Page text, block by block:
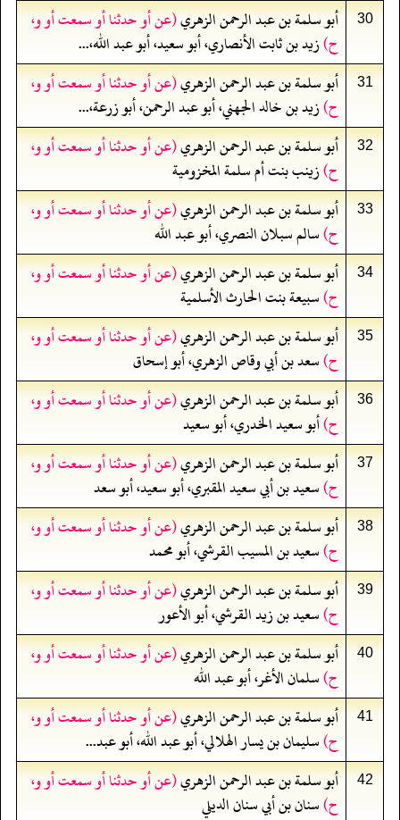
30 أبو سلمة بن عبد الرحمن الزهري(عن أو حدثنا أو سمعت أو و،
ح)زيد بن ثابت الأنصاري، أبو سعيد، أبو عبد الله،...
31 أبو سلمة بن عبد الرحمن الزهري(عن أو حدثنا أو سمعت أو و،
ح)زيد بن خالد الجهني، أبو عبد الرحمن، أبو زرعة،...
32 أبو سلمة بن عبد الرحمن الزهري(عن أو حدثنا أو سمعت أو و،
ح)زينب بنت أم سلمة المخزومية
33 أبو سلمة بن عبد الرحمن الزهري(عن أو حدثنا أو سمعت أو و،
ح)سالم سبلان النصري، أبو عبد الله
34 أبو سلمة بن عبد الرحمن الزهري(عن أو حدثنا أو سمعت أو و،
ح)سبيعة بنت الحارث الأسلمية
35 أبو سلمة بن عبد الرحمن الزهري(عن أو حدثنا أو سمعت أو و،
ح)سعد بن أبي وقاص الزهري، أبو إسحاق
36 أبو سلمة بن عبد الرحمن الزهري(عن أو حدثنا أو سمعت أو و،
ح)أبو سعيد الخدري، أبو سعيد
37 أبو سلمة بن عبد الرحمن الزهري(عن أو حدثنا أو سمعت أو و،
ح)سعيد بن أبي سعيد المقبري، أبو سعيد، أبو سعد
38 أبو سلمة بن عبد الرحمن الزهري(عن أو حدثنا أو سمعت أو و،
ح)سعيد بن المسيب القرشي، أبو محمد
39 أبو سلمة بن عبد الرحمن الزهري(عن أو حدثنا أو سمعت أو و،
ح)سعيد بن زيد القرشي، أبو الأعور
40 أبو سلمة بن عبد الرحمن الزهري(عن أو حدثنا أو سمعت أو و،
ح)سلمان الأغر، أبو عبد الله
41 أبو سلمة بن عبد الرحمن الزهري(عن أو حدثنا أو سمعت أو و،
ح)سليمان بن يسار الهلالي، أبو عبد الله، أبو عبد...
42 أبو سلمة بن عبد الرحمن الزهري(عن أو حدثنا أو سمعت أو و،
ح)سنان بن أبي سنان الديلي